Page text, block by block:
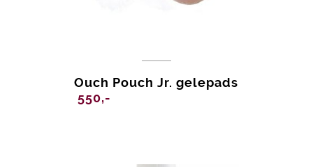
Ouch Pouch Jr. gelepads
550,-